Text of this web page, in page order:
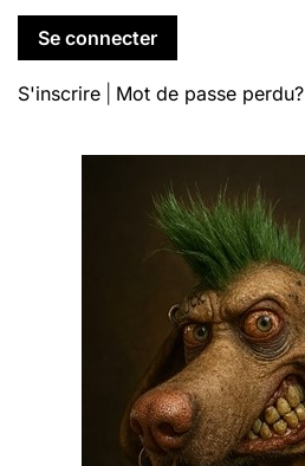
S'inscrire Mot de passe perdu?